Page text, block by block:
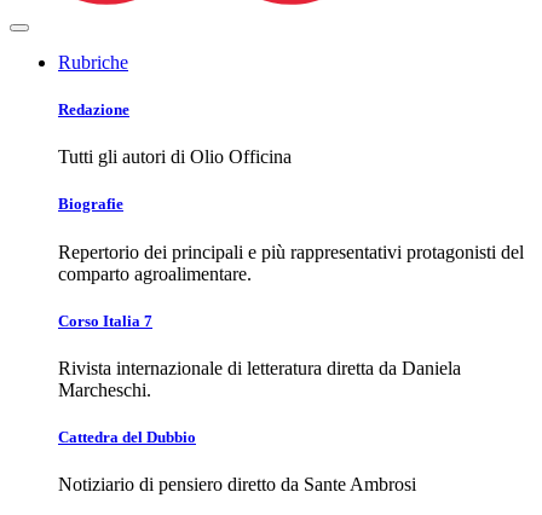
Rubriche
Redazione
Tutti gli autori di Olio Officina
Biografie
Repertorio dei principali e più rappresentativi protagonisti del
comparto agroalimentare.
Corso Italia 7
Rivista internazionale di letteratura diretta da Daniela
Marcheschi.
Cattedra del Dubbio
Notiziario di pensiero diretto da Sante Ambrosi